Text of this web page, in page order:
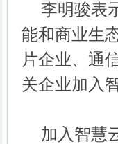
李明骏表
能和商业生
片企业、通
关企业加入
加入智慧